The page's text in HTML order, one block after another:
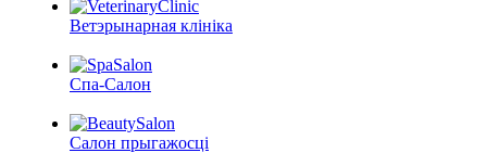
Ветэрынарная клініка
Спа-Салон
Салон прыгажосці